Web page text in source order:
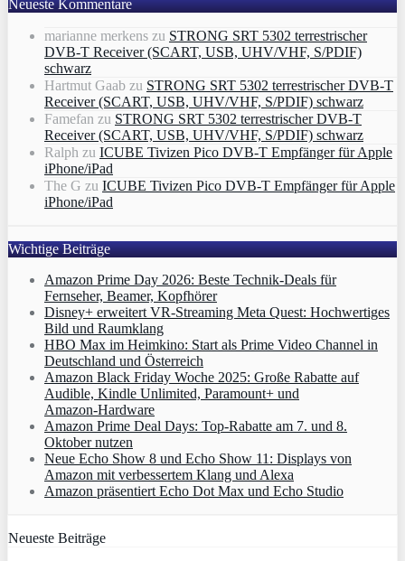
Neueste Kommentare
marianne merkens zu STRONG SRT 5302 terrestrischer
DVB-T Receiver (SCART, USB, UHV/VHF, S/PDIF)
schwarz
Hartmut Gaab zu STRONG SRT 5302 terrestrischer DVB-T
Receiver (SCART, USB, UHV/VHF, S/PDIF) schwarz
Famefan zu STRONG SRT 5302 terrestrischer DVB-T
Receiver (SCART, USB, UHV/VHF, S/PDIF) schwarz
Ralph zu ICUBE Tivizen Pico DVB-T Empfänger für Apple
iPhone/iPad
The G zu ICUBE Tivizen Pico DVB-T Empfänger für Apple
iPhone/iPad
Wichtige Beiträge
Amazon Prime Day 2026: Beste Technik-Deals für
Fernseher, Beamer, Kopfhörer
Disney+ erweitert VR‑Streaming Meta Quest: Hochwertiges
Bild und Raumklang
HBO Max im Heimkino: Start als Prime Video Channel in
Deutschland und Österreich
Amazon Black Friday Woche 2025: Große Rabatte auf
Audible, Kindle Unlimited, Paramount+ und
Amazon‑Hardware
Amazon Prime Deal Days: Top-Rabatte am 7. und 8.
Oktober nutzen
Neue Echo Show 8 und Echo Show 11: Displays von
Amazon mit verbessertem Klang und Alexa
Amazon präsentiert Echo Dot Max und Echo Studio
Neueste Beiträge